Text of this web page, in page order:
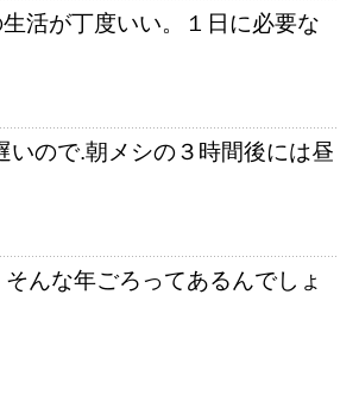
活が丁度いい。１日に必要な
ので.朝メシの３時間後には昼
んな年ごろってあるんでしょ